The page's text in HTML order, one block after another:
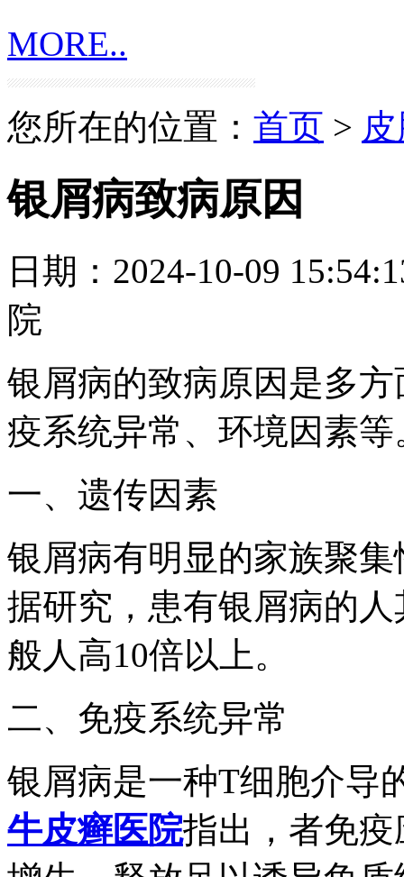
MORE..
您所在的位置： 首页 >
银屑病致病原因
日期：2024-10-09
院
银屑病的致病原因是多
疫系统异常、环境因素等
一、遗传因素
银屑病有明显的家族聚
据研究，患有银屑病的
般人高10倍以上。
二、免疫系统异常
银屑病是一种T细胞介导
牛皮癣医院指出，者免